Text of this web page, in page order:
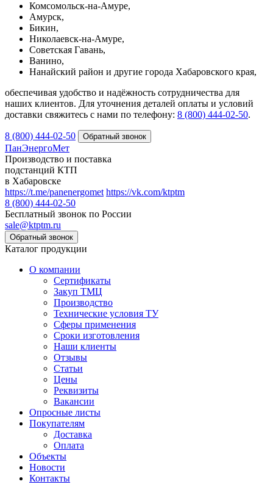
Комсомольск-на-Амуре,
Амурск,
Бикин,
Николаевск-на-Амуре,
Советская Гавань,
Ванино,
Нанайский район и другие города Хабаровского края,
обеспечивая удобство и надёжность сотрудничества для
наших клиентов. Для уточнения деталей оплаты и условий
доставки свяжитесь с нами по телефону: 8 (800) 444‑02‑50.
8 (800) 444-02-50
ПанЭнергоМет
Производство и поставка
подстанций КТП
в Хабаровске
https://t.me/panenergomet https://vk.com/ktptm
8 (800) 444-02-50
Бесплатный звонок по России
sale@ktptm.ru
Каталог продукции
О компании
Сертификаты
Закуп ТМЦ
Производство
Технические условия ТУ
Сферы применения
Сроки изготовления
Наши клиенты
Отзывы
Статьи
Цены
Реквизиты
Вакансии
Опросные листы
Покупателям
Доставка
Оплата
Объекты
Новости
Контакты